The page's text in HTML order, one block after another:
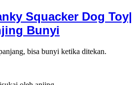
Squacker Dog Toy|
Bunyi
bisa bunyi ketika ditekan.